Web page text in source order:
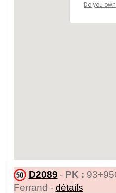
Do you
D2089 - PK :
Ferrand - détails